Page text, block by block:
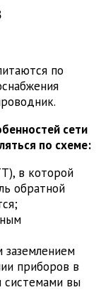
по
сети
по схеме:
в которой
обратной
приборов в
системами вы